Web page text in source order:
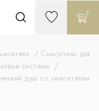
Смесители для
системы
душ со смесителем